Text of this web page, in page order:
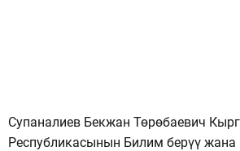
Супаналиев Бекжан Төрөбаевич
Республикасынын Билим берүү